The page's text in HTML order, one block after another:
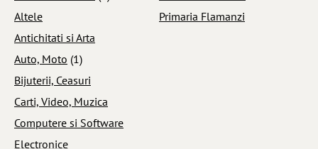
Altele
Antichitati si Arta
Auto, Moto (1)
Bijuterii, Ceasuri
Carti, Video, Muzica
Computere si Software
Electronice
Primaria Flamanzi